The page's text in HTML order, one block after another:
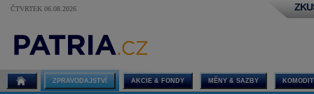
ČTVRTEK 06.08.2026
ZPRAVODAJSTVÍ AKCIE & FONDY MĚNY & SAZBY